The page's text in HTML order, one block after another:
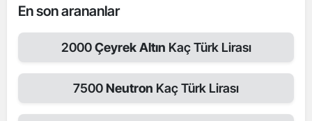
En son arananlar
2000Çeyrek Altın Kaç Türk Lirası
7500Neutron Kaç Türk Lirası